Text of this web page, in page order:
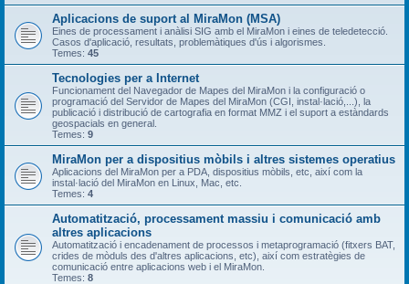
Aplicacions de suport al MiraMon (MSA)
Eines de processament i anàlisi SIG amb el MiraMon i eines de teledetecció.
Casos d'aplicació, resultats, problemàtiques d'ús i algorismes.
Temes: 45
Tecnologies per a Internet
Funcionament del Navegador de Mapes del MiraMon i la configuració o
programació del Servidor de Mapes del MiraMon (CGI, instal·lació,...), la
publicació i distribució de cartografia en format MMZ i el suport a estàndards
geospacials en general.
Temes: 9
MiraMon per a dispositius mòbils i altres sistemes operatius
Aplicacions del MiraMon per a PDA, dispositius mòbils, etc, així com la
instal·lació del MiraMon en Linux, Mac, etc.
Temes: 4
Automatització, processament massiu i comunicació amb
altres aplicacions
Automatització i encadenament de processos i metaprogramació (fitxers BAT,
crides de mòduls des d'altres aplicacions, etc), així com estratègies de
comunicació entre aplicacions web i el MiraMon.
Temes: 8